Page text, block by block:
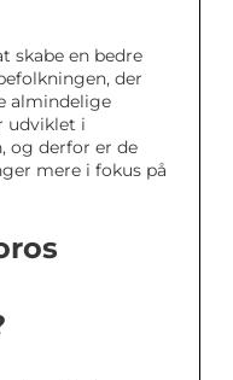
skabe en bedre
der
almindelige
udviklet i
og derfor er de
mere i fokus på